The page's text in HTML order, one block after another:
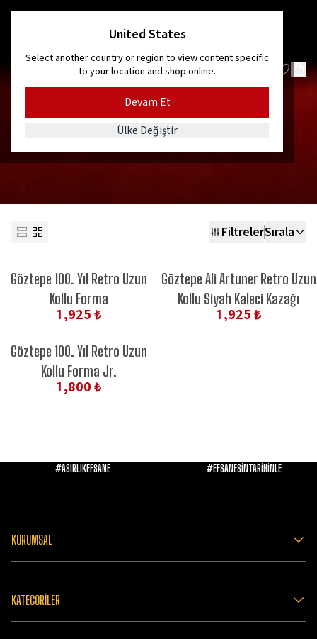
United States
Select another country or region to view content specific
to your location and shop online.
Devam Et
Ülke Değiştir
FORMA DİĞER
FiltrelerSırala
Göztepe 100. Yıl Retro Uzun
Kollu Forma
1,925 ₺
Göztepe Ali Artuner Retro Uzun
Kollu Siyah Kaleci Kazağı
1,925 ₺
Göztepe 100. Yıl Retro Uzun
Kollu Forma Jr.
1,800 ₺
#ASIRLIKEFSANE #EFSANESİNTARİHİNLE
KURUMSAL
KATEGORİLER